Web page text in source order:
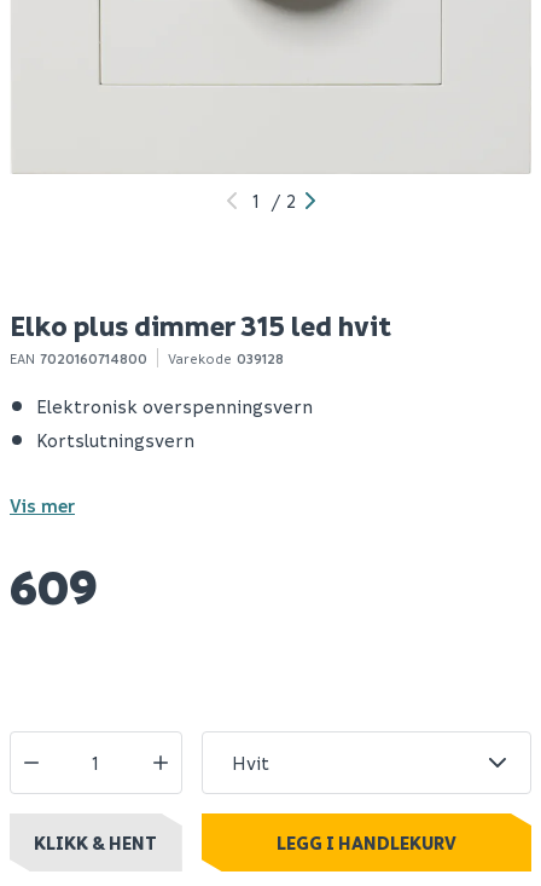
73
1 / 2
Elko plus dimmer 315 led hvit
EAN 7020160714800 Varekode 039128
Elektronisk overspenningsvern
Kortslutningsvern
Vis mer
609
KLIKK & HENT LEGG I HANDLEKURV